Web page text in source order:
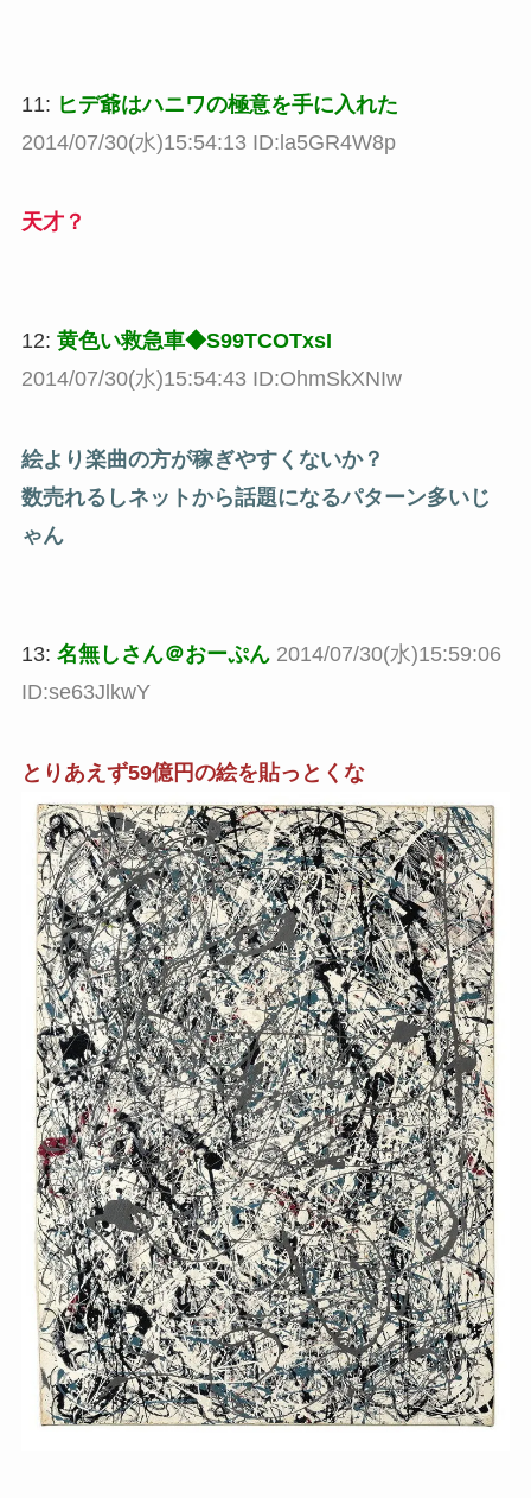
11: ヒデ爺はハニワの極意を手に入れた
2014/07/30(水)15:54:13 ID:la5GR4W8p
天才？
12: 黄色い救急車◆S99TCOTxsI
2014/07/30(水)15:54:43 ID:OhmSkXNIw
絵より楽曲の方が稼ぎやすくないか？
数売れるしネットから話題になるパターン多いじ
ゃん
13: 名無しさん＠おーぷん 2014/07/30(水)15:59:06
ID:se63JlkwY
とりあえず59億円の絵を貼っとくな